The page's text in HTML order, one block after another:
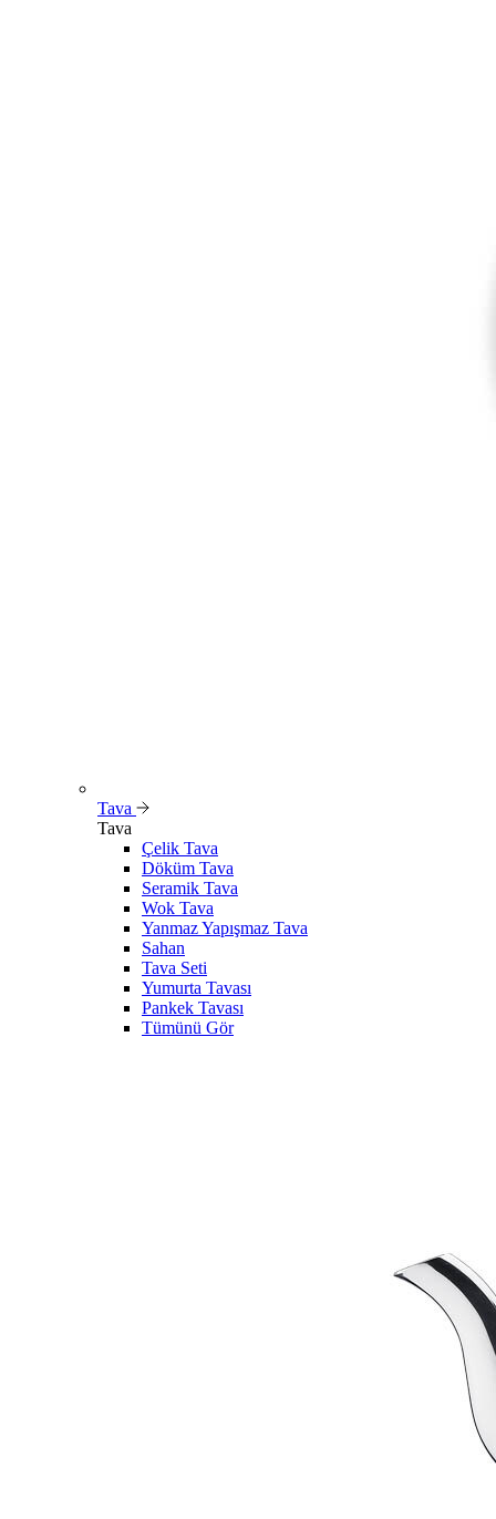
Tava
Tava
Çelik Tava
Döküm Tava
Seramik Tava
Wok Tava
Yanmaz Yapışmaz Tava
Sahan
Tava Seti
Yumurta Tavası
Pankek Tavası
Tümünü Gör